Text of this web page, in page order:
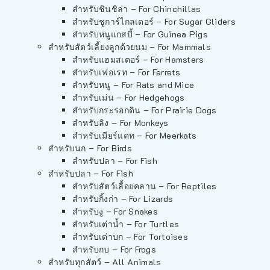
สำหรับชินชิล่า – For Chinchillas
สำหรับชูการ์ไกลเดอร์ – For Sugar Gliders
สำหรับหนูแกสบี้ – For Guinea Pigs
สำหรับสัตว์เลี้ยงลูกด้วยนม – For Mammals
สำหรับแฮมสเตอร์ – For Hamsters
สำหรับเฟอเรท – For Ferrets
สำหรับหนู – For Rats and Mice
สำหรับเม่น – For Hedgehogs
สำหรับกระรอกดิน – For Prairie Dogs
สำหรับลิง – For Monkeys
สำหรับเมียร์แคท – For Meerkats
สำหรับนก – For Birds
สำหรับปลา – For Fish
สำหรับปลา – For Fish
สำหรับสัตว์เลื้อยคลาน – For Reptiles
สำหรับกิ้งก่า – For Lizards
สำหรับงู – For Snakes
สำหรับเต่าน้ำ – For Turtles
สำหรับเต่าบก – For Tortoises
สำหรับกบ – For Frogs
สำหรับทุกสัตว์ – All Animals